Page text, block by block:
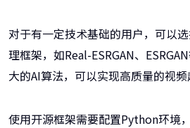
对于有一定技术基础的用户，可以
理框架，如Real-ESRGAN、
大的AI算法，可以实现高质量的视频
使用开源框架需要配置Python环境